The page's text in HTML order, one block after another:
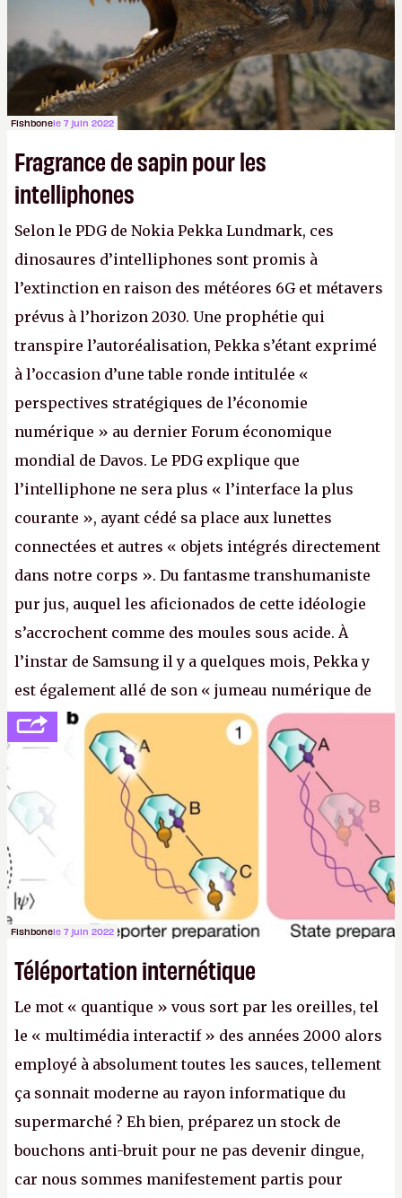
Fishbonele 7 juin 2022
Fragrance de sapin pour les
intelliphones
Selon le PDG de Nokia Pekka Lundmark, ces
dinosaures d’intelliphones sont promis à
l’extinction en raison des météores 6G et métavers
prévus à l’horizon 2030. Une prophétie qui
transpire l’autoréalisation, Pekka s’étant exprimé
à l’occasion d’une table ronde intitulée «
perspectives stratégiques de l’économie
numérique » au dernier Forum économique
mondial de Davos. Le PDG explique que
l’intelliphone ne sera plus « l’interface la plus
courante », ayant cédé sa place aux lunettes
connectées et autres « objets intégrés directement
dans notre corps ». Du fantasme transhumaniste
pur jus, auquel les aficionados de cette idéologie
s’accrochent comme des moules sous acide. À
l’instar de Samsung il y a quelques mois, Pekka y
est également allé de son « jumeau numérique de
tout » et de l’importance des metasangsues, qu’il
considère comme «
la prochaine grande plateforme
informatique après le World Wide Web et le mobile
(Crédit photo : Pexels / Pixabay)
Fishbonele 7 juin 2022
Téléportation internétique
Le mot « quantique » vous sort par les oreilles, tel
le « multimédia interactif » des années 2000 alors
employé à absolument toutes les sauces, tellement
ça sonnait moderne au rayon informatique du
supermarché ? Eh bien, préparez un stock de
bouchons anti-bruit pour ne pas devenir dingue,
car nous sommes manifestement partis pour